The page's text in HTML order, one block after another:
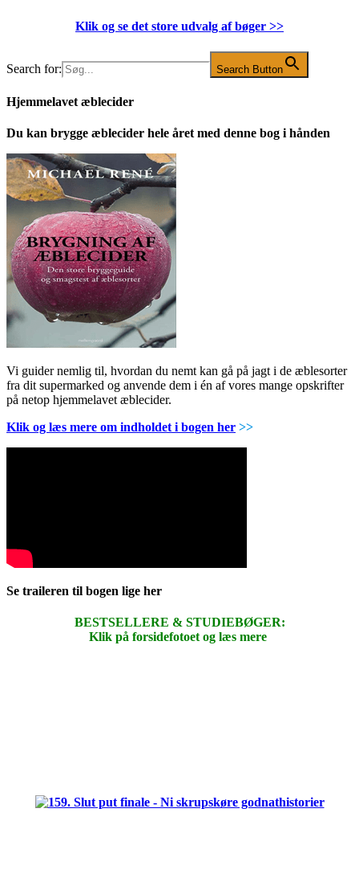
Klik og se det store udvalg af bøger >>
Search for: Search Button
Hjemmelavet æblecider
Du kan brygge æblecider hele året med denne bog i hånden
Vi guider nemlig til, hvordan du nemt kan gå på jagt i de æblesorter
fra dit supermarked og anvende dem i én af vores mange opskrifter
på netop hjemmelavet æblecider.
Klik og læs mere om indholdet i bogen her >>
Se traileren til bogen lige her
BESTSELLERE & STUDIEBØGER:
Klik på forsidefotoet og læs mere